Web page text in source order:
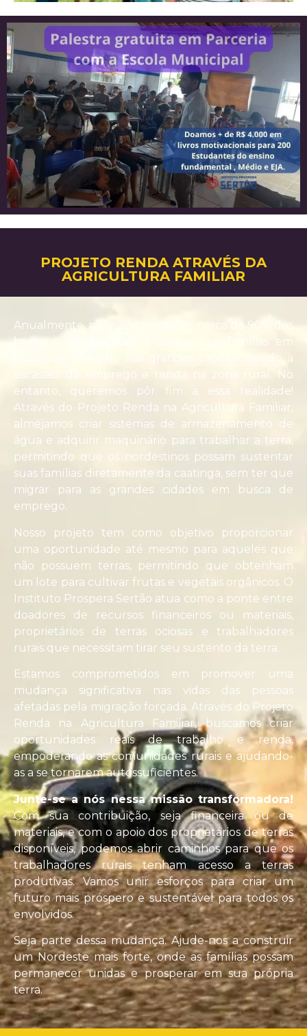
PROJETO RENDA ATRAVÉS DA
AGRICULTURA FAMILIAR
Anualmente, na região nordeste, cerca de 90% dos
homens são forçados a deixar suas famílias em
busca de trabalho nas grandes capitais devido à
escassez de emprego e renda na zona rural. No
entanto, queremos pôr fim a essa realidade!
Através do Projeto Renda na Agricultura Familiar,
almejamos criar sistemas de armazenamento de
água e adquirir maquinário para trabalhar a terra,
permitindo que os nordestinos possam sustentar
suas famílias diretamente da caatinga, sem ter que
migrar para as grandes cidades em busca de
emprego.
Nosso projeto tem como objetivo proporcionar
uma oportunidade até mesmo para aqueles que
não possuem terras, permitindo que obtenham
um lote para cultivar frutas e vegetais orgânicos. O
Instituto Prospera Sertão atua como a ponte entre
doadores de recursos financeiros ou materiais,
proprietários de terras ociosas e trabalhadores
rurais que necessitam tirar seu sustento da terra.
Estamos comprometidos em promover uma
mudança significativa nas vidas das pessoas
afetadas pela migração forçada. Através do Projeto
Renda na Agricultura Familiar, buscamos criar
oportunidades reais de trabalho e renda,
empoderando as comunidades rurais e ajudando-
as a se tornarem autossuficientes.
Junte-se a nós nessa missão transformadora!
Com sua contribuição, seja financeira ou de
materiais, e com o apoio dos proprietários de terras
disponíveis, podemos abrir caminhos para que os
trabalhadores rurais tenham acesso a terras
produtivas. Vamos unir esforços para criar um
futuro mais próspero e sustentável para todos os
envolvidos.
Seja parte dessa mudança. Ajude-nos a construir
um Nordeste mais forte, onde as famílias possam
permanecer unidas e prosperar em sua própria
terra.